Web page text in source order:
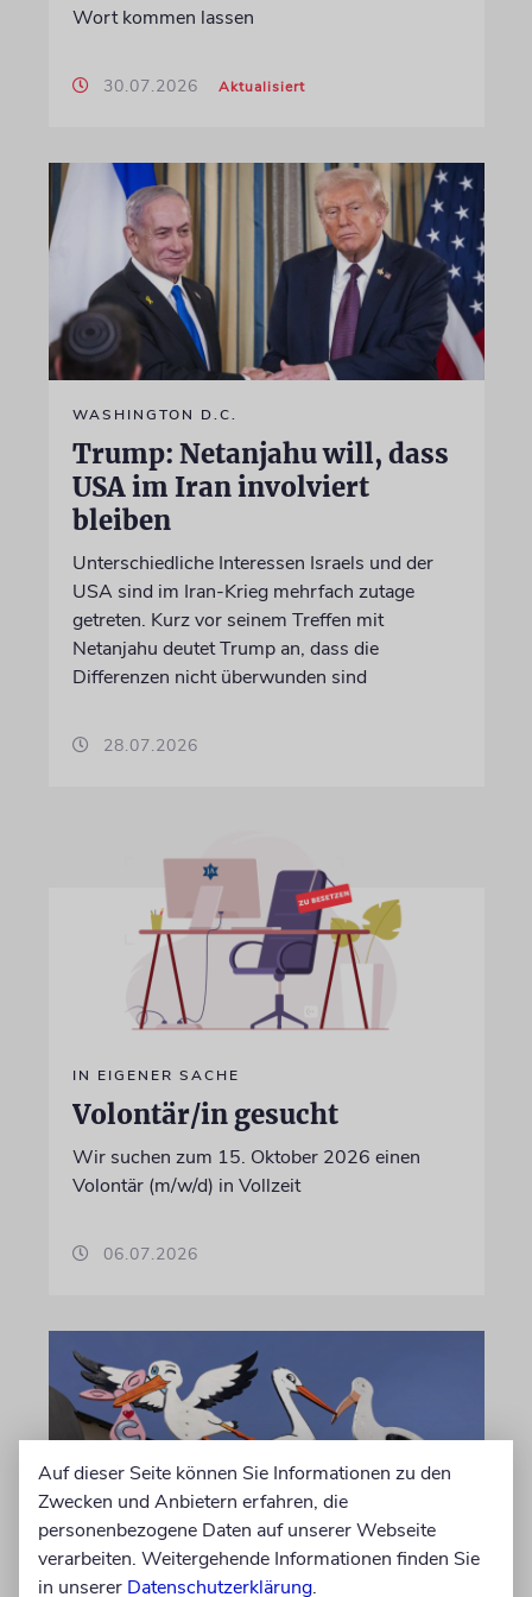
Wort kommen lassen
30.07.2026 Aktualisiert
WASHINGTON D.C.
Trump: Netanjahu will, dass
USA im Iran involviert
bleiben
Unterschiedliche Interessen Israels und der
USA sind im Iran-Krieg mehrfach zutage
getreten. Kurz vor seinem Treffen mit
Netanjahu deutet Trump an, dass die
Differenzen nicht überwunden sind
28.07.2026
IN EIGENER SACHE
Volontär/in gesucht
Wir suchen zum 15. Oktober 2026 einen
Volontär (m/w/d) in Vollzeit
06.07.2026
STATISTIK
Auf dieser Seite können Sie Informationen zu den
Zwecken und Anbietern erfahren, die
personenbezogene Daten auf unserer Webseite
verarbeiten. Weitergehende Informationen finden Sie
in unserer Datenschutzerklärung.